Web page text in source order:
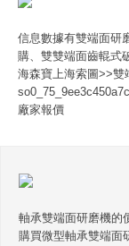
信息數據有雙端面研
購、雙雙端面齒輥式
海森寶上海索圖>>雙
廠家報價
軸承雙端面研磨機的
購買微型軸承雙端面